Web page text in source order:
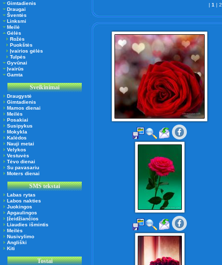
Gimtadienis
Draugai
Šventės
Linksmi
Meilė
Gėlės
Rožės
Puokštės
Įvairios gėlės
Tulpės
Gyvūnai
Įvairūs
Gamta
Sveikinimai
Draugystė
Gimtadienis
Mamos dienai
Meilės
Posakiai
Susipykus
Mokykla
Kalėdos
Nauji metai
Velykos
Vestuvės
Tėvo dienai
Su pavasariu
Moters dienai
SMS tekstai
Labas rytas
Labos nakties
Juokingos
Apgaulingos
Įžeidžiančios
Liaudies išmintis
Meilės
Nusivylimo
Angliški
Kiti
Tostai
| 1 |